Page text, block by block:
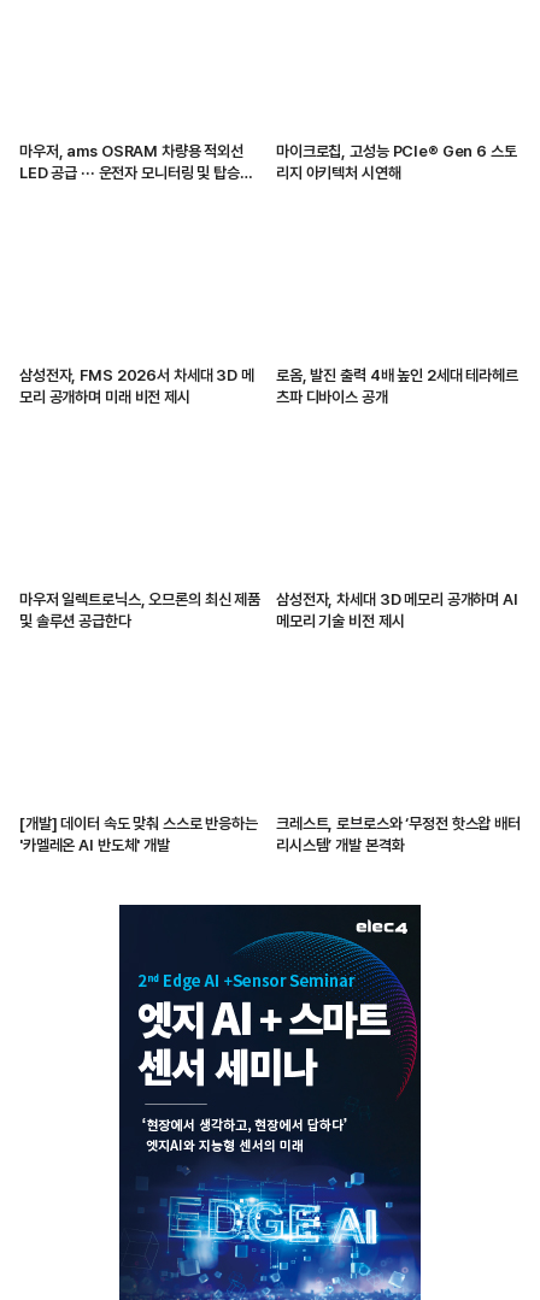
마우저, ams OSRAM 차량용 적외선
LED 공급 ··· 운전자 모니터링 및 탑승자
마이크로칩, 고성능 PCIe® Gen 6 스토
리지 아키텍처 시연해
삼성전자, FMS 2026서 차세대 3D 메
모리 공개하며 미래 비전 제시
로옴, 발진 출력 4배 높인 2세대 테라헤르
츠파 디바이스 공개
마우저 일렉트로닉스, 오므론의 최신 제품
및 솔루션 공급한다
삼성전자, 차세대 3D 메모리 공개하며 AI
메모리 기술 비전 제시
[개발] 데이터 속도 맞춰 스스로 반응하는
'카멜레온 AI 반도체' 개발
크레스트, 로브로스와 ‘무정전 핫스왑 배터
리시스템’ 개발 본격화